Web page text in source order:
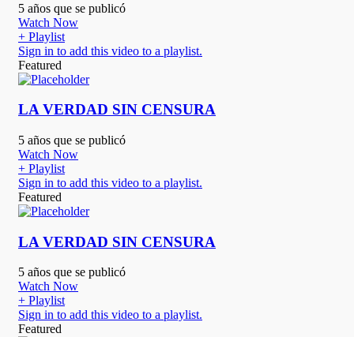
5 años que se publicó
Watch Now
+ Playlist
Sign in to add this video to a playlist.
Featured
LA VERDAD SIN CENSURA
5 años que se publicó
Watch Now
+ Playlist
Sign in to add this video to a playlist.
Featured
LA VERDAD SIN CENSURA
5 años que se publicó
Watch Now
+ Playlist
Sign in to add this video to a playlist.
Featured